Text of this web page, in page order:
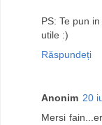
PS: Te pun
utile :)
Răspundeți
Anonim 20
Mersi